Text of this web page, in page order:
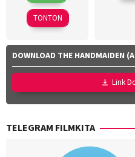
2012
TONTON
DOWNLOAD THE HANDMAIDEN
Link
TELEGRAM FILMKITA